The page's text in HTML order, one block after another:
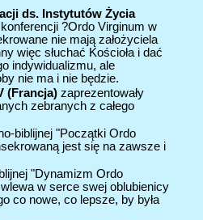
ds. Instytutów Życia
?Ordo Virginum w
nie mają założyciela
więc słuchać Kościoła i dać
indywidualizmu, ale
nie ma i nie będzie.
(Francja) zaprezentowały
zebranych z całego
biblijnej "Początki Ordo
jest się na zawsze i
"Dynamizm Ordo
w serce swej oblubienicy
co nowe, co lepsze, by była